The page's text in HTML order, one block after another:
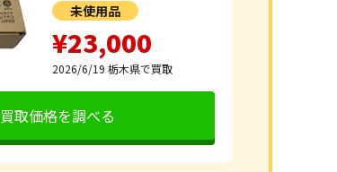
未使用品
¥23,000
2026/6/19 栃木県で買取
買取価格を調べる